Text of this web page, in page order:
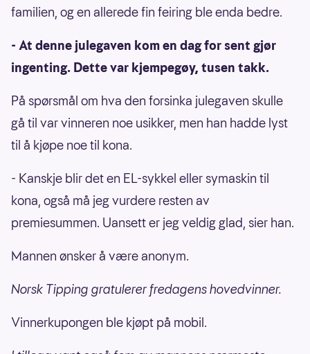
familien, og en allerede fin feiring ble enda bedre.
- At denne julegaven kom en dag for sent gjør
ingenting. Dette var kjempegøy, tusen takk.
På spørsmål om hva den forsinka julegaven skulle
gå til var vinneren noe usikker, men han hadde lyst
til å kjøpe noe til kona.
- Kanskje blir det en EL-sykkel eller symaskin til
kona, også må jeg vurdere resten av
premiesummen. Uansett er jeg veldig glad, sier han.
Mannen ønsker å være anonym.
Norsk Tipping gratulerer fredagens hovedvinner.
Vinnerkupongen ble kjøpt på mobil.